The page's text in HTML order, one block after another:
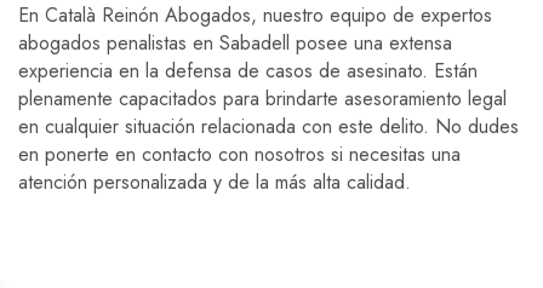
En Català Reinón Abogados, nuestro equipo de expertos
abogados penalistas en Sabadell posee una extensa
experiencia en la defensa de casos de asesinato. Están
plenamente capacitados para brindarte asesoramiento legal
en cualquier situación relacionada con este delito. No dudes
en ponerte en contacto con nosotros si necesitas una
atención personalizada y de la más alta calidad.